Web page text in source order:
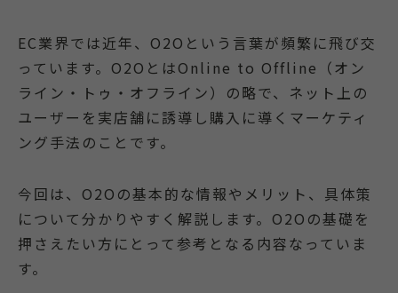
EC業界では近年、O2Oという言葉が頻繁に飛び交
っています。O2OとはOnline to Offline（オン
ライン・トゥ・オフライン）の略で、ネット上の
ユーザーを実店舗に誘導し購入に導くマーケティ
ング手法のことです。
今回は、O2Oの基本的な情報やメリット、具体策
について分かりやすく解説します。O2Oの基礎を
押さえたい方にとって参考となる内容なっていま
す。